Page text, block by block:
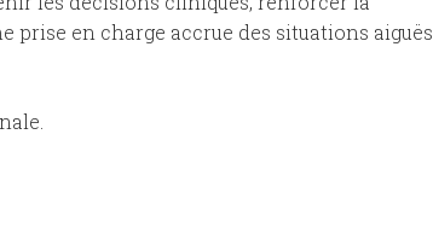
en charge accrue des situations aiguës